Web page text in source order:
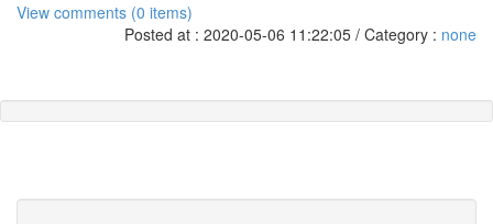
View comments (0 items)
Posted at : 2020-05-06 11:22:05 / Category : none